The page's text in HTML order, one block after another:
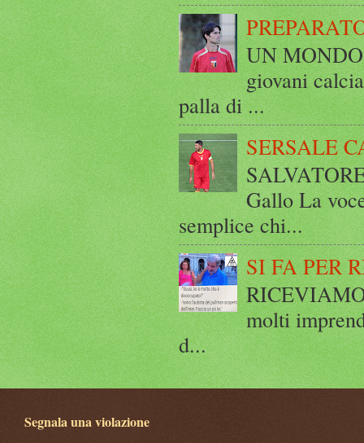
UN
giovani
palla di ...
SERSALE
Gallo La
semplice chi...
SI FA PER
molti
d...
Segnala una violazione